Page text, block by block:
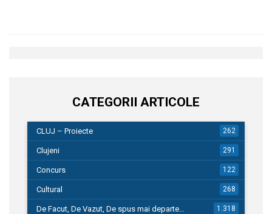
CATEGORII ARTICOLE
CLUJ – Proiecte 262
Clujeni 291
Concurs 122
Cultural 268
De Facut, De Vazut, De spus mai departe… 1.318